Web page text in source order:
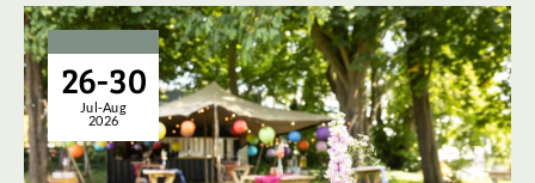
26-30
Jul-Aug
2026